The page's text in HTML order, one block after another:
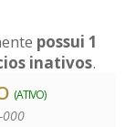
possui 1
inativos.
(ATIVO)
000